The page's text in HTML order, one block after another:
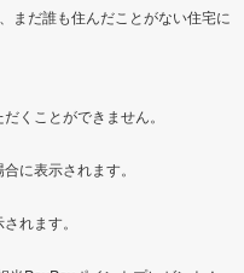
まだ誰も住んだことがない住宅に
くことができません。
に表示されます。
れます。